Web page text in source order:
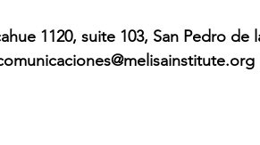
1120, suite 103, San Pedro de